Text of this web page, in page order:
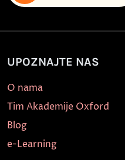
UPOZNAJTE NAS
O nama
Tim Akademije Oxford
Blog
e-Learning